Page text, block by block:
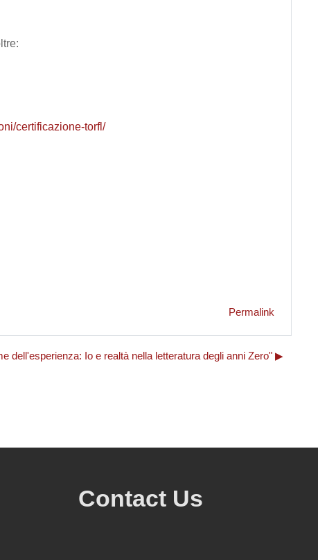
certificazione-torfl/
Permalink
dell'esperienza: Io e realtà nella letteratura degli anni Zero" ▶︎
Contact Us